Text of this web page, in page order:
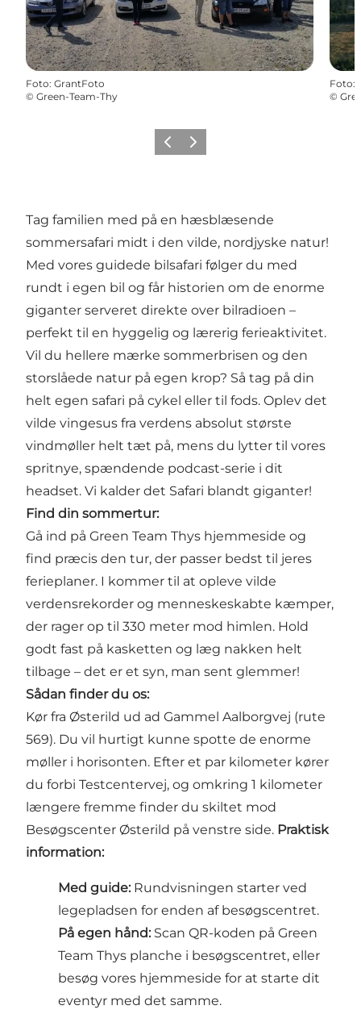
Foto: GrantFoto
© Green-Team-Thy
Foto:
©
ForrigeNæste
Tag familien med på en hæsblæsende
sommersafari midt i den vilde, nordjyske natur!
Med vores guidede bilsafari følger du med
rundt i egen bil og får historien om de enorme
giganter serveret direkte over bilradioen –
perfekt til en hyggelig og lærerig ferieaktivitet.
Vil du hellere mærke sommerbrisen og den
storslåede natur på egen krop? Så tag på din
helt egen safari på cykel eller til fods. Oplev det
vilde vingesus fra verdens absolut største
vindmøller helt tæt på, mens du lytter til vores
spritnye, spændende podcast-serie i dit
headset. Vi kalder det Safari blandt giganter!
Find din sommertur:
Gå ind på Green Team Thys hjemmeside og
find præcis den tur, der passer bedst til jeres
ferieplaner. I kommer til at opleve vilde
verdensrekorder og menneskeskabte kæmper,
der rager op til 330 meter mod himlen. Hold
godt fast på kasketten og læg nakken helt
tilbage – det er et syn, man sent glemmer!
Sådan finder du os:
Kør fra Østerild ud ad Gammel Aalborgvej (rute
569). Du vil hurtigt kunne spotte de enorme
møller i horisonten. Efter et par kilometer kører
du forbi Testcentervej, og omkring 1 kilometer
længere fremme finder du skiltet mod
Besøgscenter Østerild på venstre side. Praktisk
information:
Med guide: Rundvisningen starter ved
legepladsen for enden af besøgscentret.
På egen hånd: Scan QR-koden på Green
Team Thys planche i besøgscentret, eller
besøg vores hjemmeside for at starte dit
eventyr med det samme.